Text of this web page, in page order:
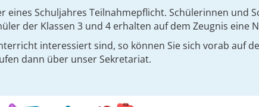
Schuljahres Teilnahmepflicht. Schülerinnen und
der Klassen 3 und 4 erhalten auf dem Zeugnis eine
interessiert sind, so können Sie sich vorab auf
dann über unser Sekretariat.